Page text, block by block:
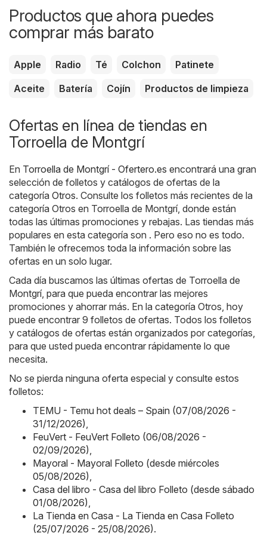
Productos que ahora puedes
comprar más barato
Apple Radio Té Colchon
Patinete
Aceite
Batería Cojín Productos de limpieza
Ofertas en línea de tiendas en
Torroella de Montgrí
En Torroella de Montgrí - Ofertero.es encontrará una gran
selección de folletos y catálogos de ofertas de la
categoría Otros. Consulte los folletos más recientes de la
categoría Otros en Torroella de Montgrí, donde están
todas las últimas promociones y rebajas. Las tiendas más
populares en esta categoría son . Pero eso no es todo.
También le ofrecemos toda la información sobre las
ofertas en un solo lugar.
Cada día buscamos las últimas ofertas de Torroella de
Montgrí, para que pueda encontrar las mejores
promociones y ahorrar más. En la categoría Otros, hoy
puede encontrar 9 folletos de ofertas. Todos los folletos
y catálogos de ofertas están organizados por categorías,
para que usted pueda encontrar rápidamente lo que
necesita.
No se pierda ninguna oferta especial y consulte estos
folletos:
TEMU - Temu hot deals – Spain (07/08/2026 -
31/12/2026),
FeuVert - FeuVert Folleto (06/08/2026 -
02/09/2026),
Mayoral - Mayoral Folleto (desde miércoles
05/08/2026),
Casa del libro - Casa del libro Folleto (desde sábado
01/08/2026),
La Tienda en Casa - La Tienda en Casa Folleto
(25/07/2026 - 25/08/2026).